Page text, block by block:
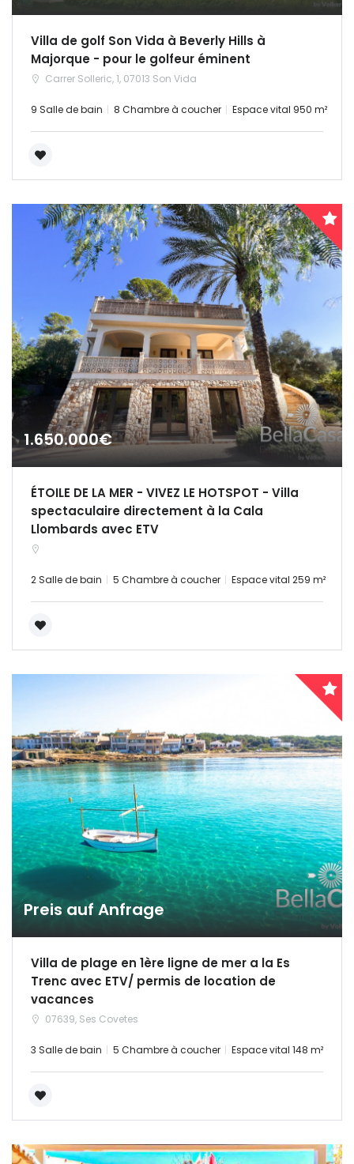
Villa de golf Son Vida à Beverly Hills à
Majorque - pour le golfeur éminent
Carrer Solleric, 1, 07013 Son Vida
9 Salle de bain 8 Chambre à coucher Espace vital 950 m²
1.650.000€
ÉTOILE DE LA MER - VIVEZ LE HOTSPOT - Villa
spectaculaire directement à la Cala
Llombards avec ETV
2 Salle de bain 5 Chambre à coucher Espace vital 259 m²
Preis auf Anfrage
Villa de plage en 1ère ligne de mer a la Es
Trenc avec ETV/ permis de location de
vacances
07639, Ses Covetes
3 Salle de bain 5 Chambre à coucher Espace vital 148 m²
Souviens-toi de moi Forgot Password?